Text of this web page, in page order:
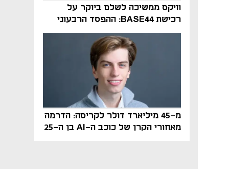
וויקס ממשיכה לשלם ביוקר על
רכישת BASE44: ההפסד הרבעוני
זינק ל-76 מיליון דולר
מ-45 מיליארד דולר לקריסה: הדרמה
מאחורי הקרן של כוכב ה-AI בן ה-25